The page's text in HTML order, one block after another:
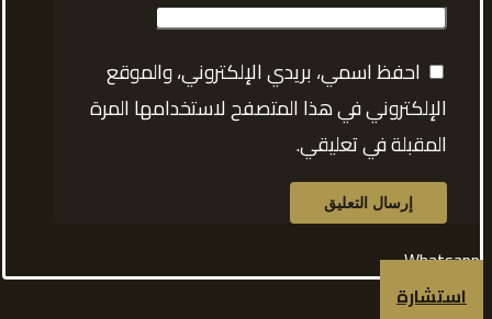
احفظ اسمي، بريدي الإلكتروني، والموقع
الإلكتروني في هذا المتصفح لاستخدامها المرة
المقبلة في تعليقي.
Whatsapp
استشارة